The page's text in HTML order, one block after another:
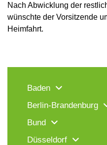
Nach Abwicklung der
wünschte der Vorsitzende
Heimfahrt.
Baden
Berlin-Brandenburg
Bund
Düsseldorf